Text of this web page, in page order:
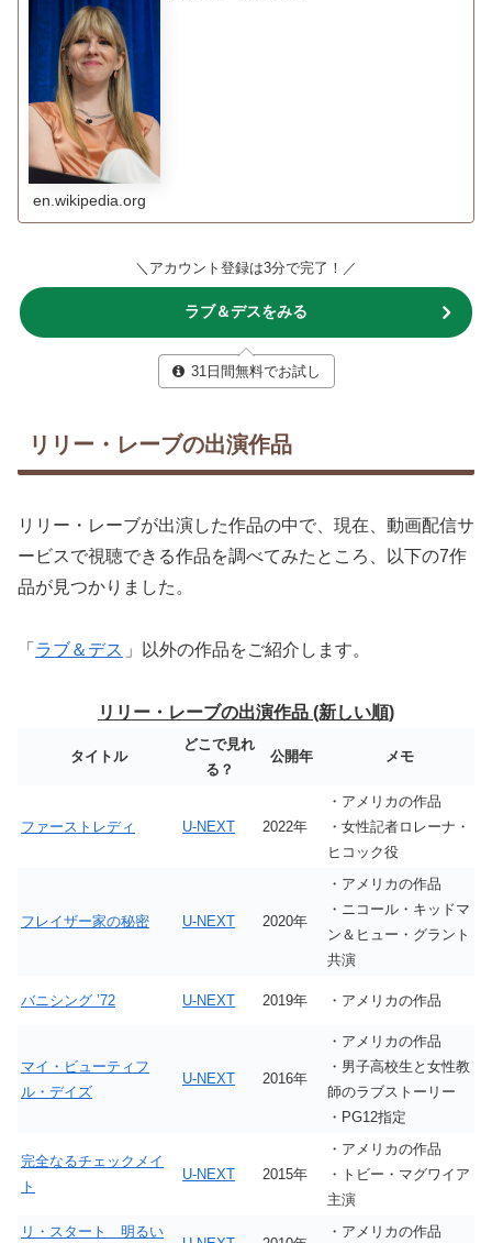
en.wikipedia.org
＼アカウント登録は3分で完了！／
ラブ＆デスをみる
31日間無料でお試し
リリー・レーブの出演作品
リリー・レーブが出演した作品の中で、現在、動画配信サ
ービスで視聴できる作品を調べてみたところ、以下の7作
品が見つかりました。
「 ラブ＆デス 」以外の作品をご紹介します。
リリー・レーブの出演作品 (新しい順)
タイトル
どこで見れ
る？
公開年 メモ
ファーストレディ U-NEXT 2022年
・アメリカの作品
・女性記者ロレーナ・
ヒコック役
フレイザー家の秘密 U-NEXT 2020年
・アメリカの作品
・ニコール・キッドマ
ン＆ヒュー・グラント
共演
バニシング ’72 U-NEXT 2019年 ・アメリカの作品
マイ・ビューティフ
ル・デイズ
U-NEXT 2016年
・アメリカの作品
・男子高校生と女性教
師のラブストーリー
・PG12指定
完全なるチェックメイ
ト
U-NEXT 2015年
・アメリカの作品
・トビー・マグワイア
主演
リ・スタート 明るい
・アメリカの作品